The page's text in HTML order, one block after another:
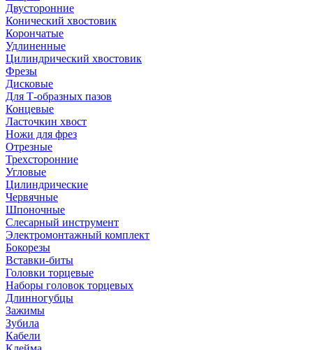
Двусторонние
Конический хвостовик
Корончатые
Удлиненные
Цилиндрический хвостовик
Фрезы
Дисковые
Для Т-образных пазов
Концевые
Ласточкин хвост
Ножи для фрез
Отрезные
Трехсторонние
Угловые
Цилиндрические
Червячные
Шпоночные
Слесарный инструмент
Электромонтажный комплект
Бокорезы
Вставки-биты
Головки торцевые
Наборы головок торцевых
Длинногубцы
Зажимы
Зубила
Кабели